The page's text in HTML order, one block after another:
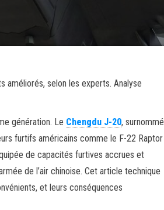
améliorés, selon les experts. Analyse
génération. Le Chengdu J-20, surnommé
furtifs américains comme le F-22 Raptor
de capacités furtives accrues et
de l’air chinoise. Cet article technique
et leurs conséquences